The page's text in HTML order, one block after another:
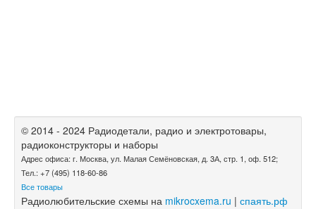
© 2014 - 2024 Радиодетали, радио и электротовары,
радиоконструкторы и наборы
Адрес офиса: г. Москва, ул. Малая Семёновская, д. 3А, стр. 1, оф. 512;
Тел.: +7 (495) 118-60-86
Все товары
Радиолюбительские схемы на mikrocxema.ru | спаять.рф